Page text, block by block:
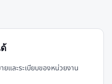
และระเบียบของหน่วยงาน